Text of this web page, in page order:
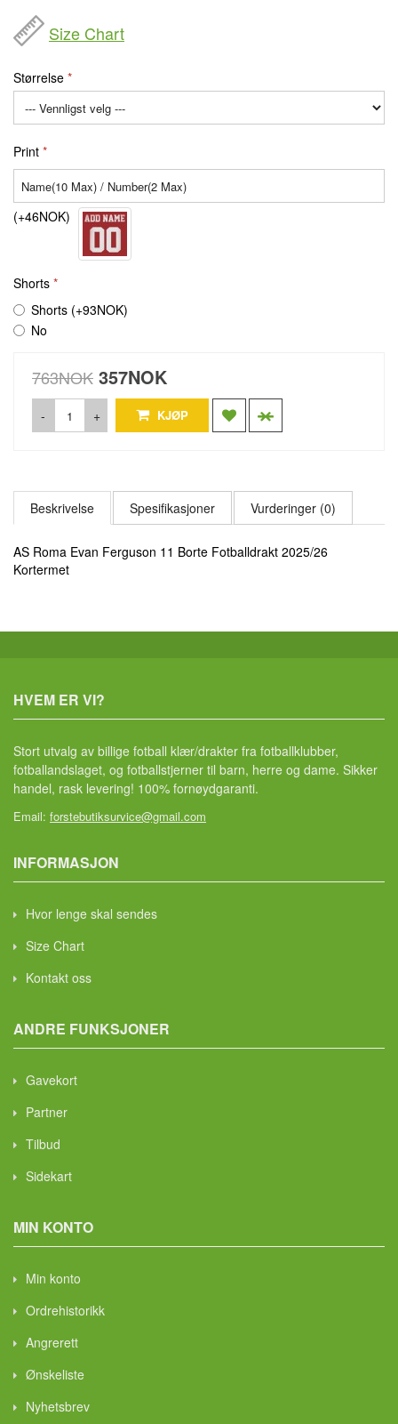
Size Chart
Størrelse
Print
(+46NOK)
Shorts
Shorts (+93NOK)
No
763NOK 357NOK
- + KJØP
Beskrivelse Spesifikasjoner Vurderinger (0)
AS Roma Evan Ferguson 11 Borte Fotballdrakt 2025/26
Kortermet
HVEM ER VI?
Stort utvalg av billige fotball klær/drakter fra fotballklubber,
fotballandslaget, og fotballstjerner til barn, herre og dame. Sikker
handel, rask levering! 100% fornøydgaranti.
Email: forstebutiksurvice@gmail.com
INFORMASJON
Hvor lenge skal sendes
Size Chart
Kontakt oss
ANDRE FUNKSJONER
Gavekort
Partner
Tilbud
Sidekart
MIN KONTO
Min konto
Ordrehistorikk
Angrerett
Ønskeliste
Nyhetsbrev